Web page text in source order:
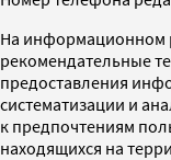
На информационном
рекомендательные
предоставления
систематизации и
к предпочтениям
находящихся на